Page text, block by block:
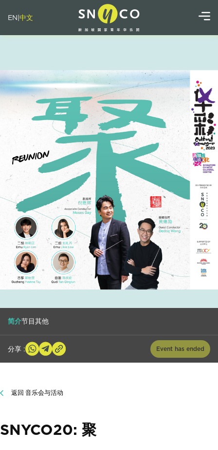
EN|中文
简介节目其他
分享 : Event has ended
返回 音乐会与活动
SNYCO20: 聚